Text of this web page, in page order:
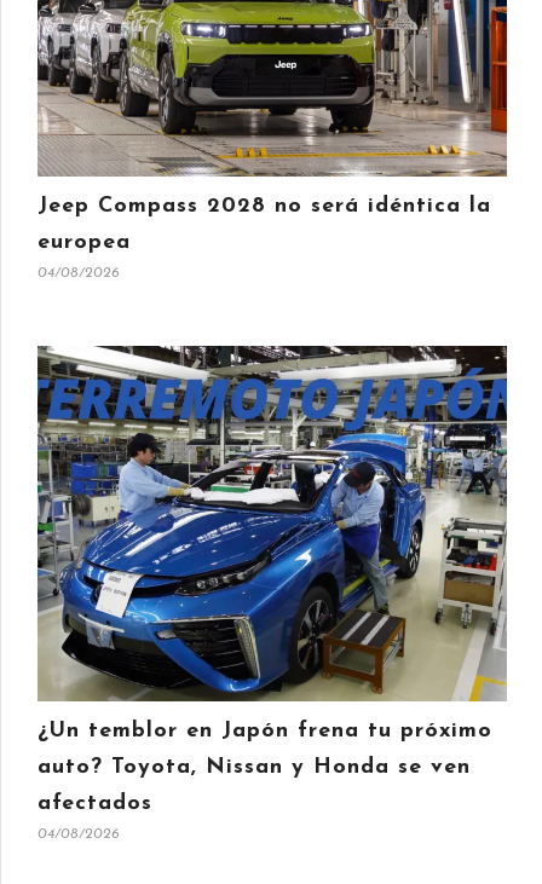
Jeep Compass 2028 no será idéntica la
europea
04/08/2026
¿Un temblor en Japón frena tu próximo
auto? Toyota, Nissan y Honda se ven
afectados
04/08/2026